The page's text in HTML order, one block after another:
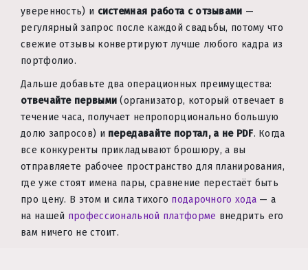
уверенность) и системная работа с отзывами —
регулярный запрос после каждой свадьбы, потому что
свежие отзывы конвертируют лучше любого кадра из
портфолио.
Дальше добавьте два операционных преимущества:
отвечайте первыми (организатор, который отвечает в
течение часа, получает непропорционально большую
долю запросов) и передавайте портал, а не PDF. Когда
все конкуренты прикладывают брошюру, а вы
отправляете рабочее пространство для планирования,
где уже стоят имена пары, сравнение перестаёт быть
про цену. В этом и сила тихого подарочного хода — а
на нашей профессиональной платформе внедрить его
вам ничего не стоит.